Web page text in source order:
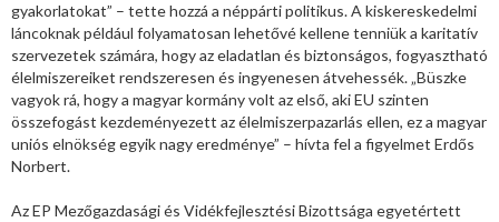
gyakorlatokat” – tette hozzá a néppárti politikus. A kiskereskedelmi
láncoknak például folyamatosan lehetővé kellene tenniük a karitatív
szervezetek számára, hogy az eladatlan és biztonságos, fogyasztható
élelmiszereiket rendszeresen és ingyenesen átvehessék. „Büszke
vagyok rá, hogy a magyar kormány volt az első, aki EU szinten
összefogást kezdeményezett az élelmiszerpazarlás ellen, ez a magyar
uniós elnökség egyik nagy eredménye” – hívta fel a figyelmet Erdős
Norbert.
Az EP Mezőgazdasági és Vidékfejlesztési Bizottsága egyetértett